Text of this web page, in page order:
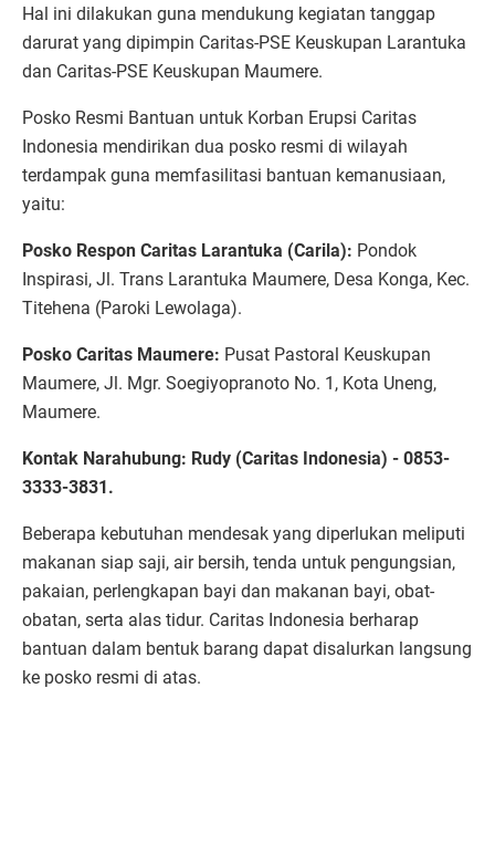
Hal ini dilakukan guna mendukung kegiatan tanggap
darurat yang dipimpin Caritas-PSE Keuskupan Larantuka
dan Caritas-PSE Keuskupan Maumere.
Posko Resmi Bantuan untuk Korban Erupsi Caritas
Indonesia mendirikan dua posko resmi di wilayah
terdampak guna memfasilitasi bantuan kemanusiaan,
yaitu:
Posko Respon Caritas Larantuka (Carila): Pondok
Inspirasi, Jl. Trans Larantuka Maumere, Desa Konga, Kec.
Titehena (Paroki Lewolaga).
Posko Caritas Maumere: Pusat Pastoral Keuskupan
Maumere, Jl. Mgr. Soegiyopranoto No. 1, Kota Uneng,
Maumere.
Kontak Narahubung: Rudy (Caritas Indonesia) - 0853-
3333-3831.
Beberapa kebutuhan mendesak yang diperlukan meliputi
makanan siap saji, air bersih, tenda untuk pengungsian,
pakaian, perlengkapan bayi dan makanan bayi, obat-
obatan, serta alas tidur. Caritas Indonesia berharap
bantuan dalam bentuk barang dapat disalurkan langsung
ke posko resmi di atas.